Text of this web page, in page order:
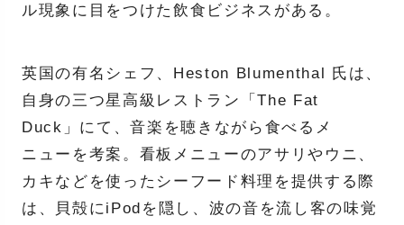
ル現象に目をつけた飲食ビジネスがある。
英国の有名シェフ、Heston Blumenthal 氏は、
自身の三つ星高級レストラン「The Fat
Duck」にて、音楽を聴きながら食べるメ
ニューを考案。看板メニューのアサリやウニ、
カキなどを使ったシーフード料理を提供する際
は、貝殻にiPodを隠し、波の音を流し客の味覚